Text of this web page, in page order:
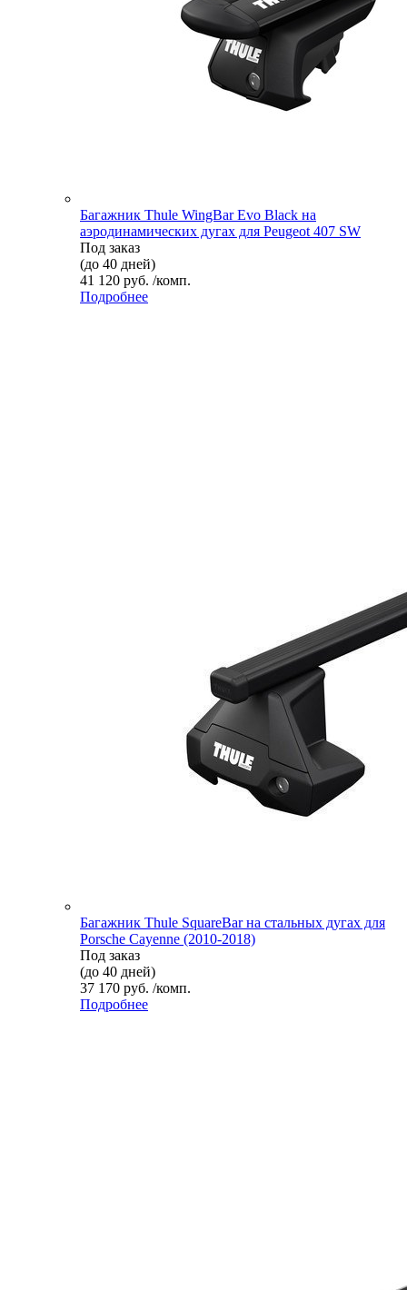
Багажник Thule WingBar Evo Black на
аэродинамических дугах для Peugeot 407 SW
Под заказ
(до 40 дней)
41 120 руб. /комп.
Подробнее
Багажник Thule SquareBar на стальных дугах для
Porsche Cayenne (2010-2018)
Под заказ
(до 40 дней)
37 170 руб. /комп.
Подробнее